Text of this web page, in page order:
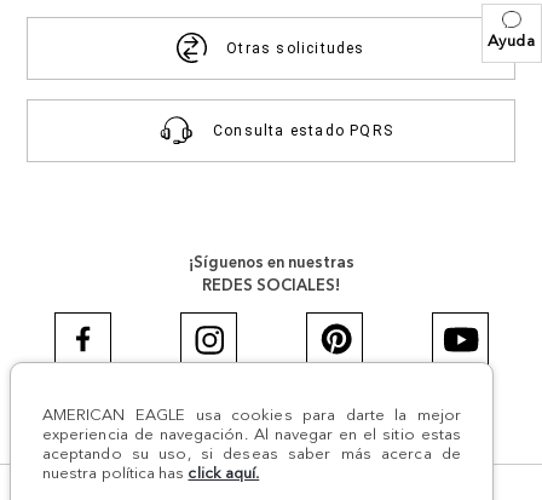
Ayuda
AMERICAN EAGLE usa cookies para darte la mejor
experiencia de navegación. Al navegar en el sitio estas
aceptando su uso, si deseas saber más acerca de
nuestra política has click aquí.
Otras solicitudes
Consulta estado PQRS
¡Síguenos en nuestras
REDES SOCIALES!
#AEJEANS #AerieREALCOL